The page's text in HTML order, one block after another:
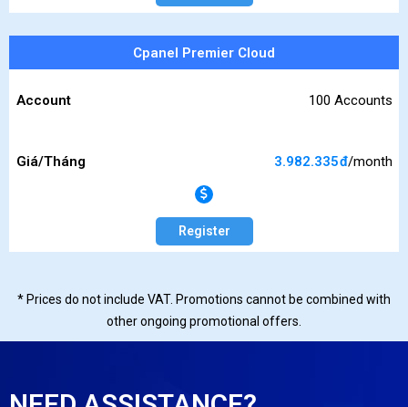
Cpanel Premier Cloud
Account 100 Accounts
Giá/Tháng 3.982.335đ/month
Register
* Prices do not include VAT. Promotions cannot be combined with
other ongoing promotional offers.